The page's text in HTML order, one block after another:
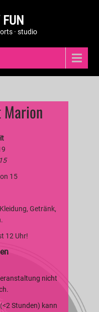
FUN
· studio
15
Getränk,
12 Uhr!
nicht
Stunden) kann